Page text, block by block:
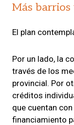
Más
El plan
Por un lado, la
través de los
provincial. Por
créditos
que cuentan
financiamiento